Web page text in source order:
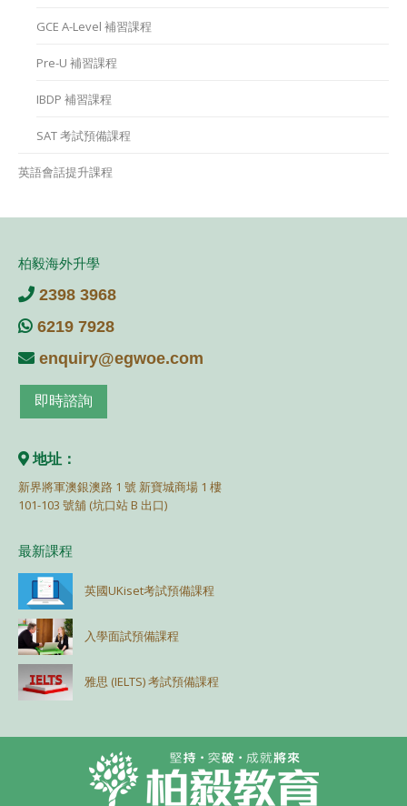
GCE A-Level 補習課程
Pre-U 補習課程
IBDP 補習課程
SAT 考試預備課程
英語會話提升課程
柏毅海外升學
2398 3968
6219 7928
enquiry@egwoe.com
即時諮詢
地址：
新界將軍澳銀澳路 1 號 新寶城商場 1 樓
101-103 號舖 (坑口站 B 出口)
最新課程
英國UKiset考試預備課程
入學面試預備課程
雅思 (IELTS) 考試預備課程